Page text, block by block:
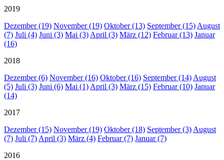
2019
Dezember (19) November (19) Oktober (13) September (15) August
(7) Juli (4) Juni (3) Mai (3) April (3) März (12) Februar (13) Januar
(16)
2018
Dezember (6) November (16) Oktober (16) September (14) August
(5) Juli (3) Juni (6) Mai (1) April (3) März (15) Februar (10) Januar
(14)
2017
Dezember (15) November (19) Oktober (18) September (3) August
(7) Juli (7) April (3) März (4) Februar (7) Januar (7)
2016